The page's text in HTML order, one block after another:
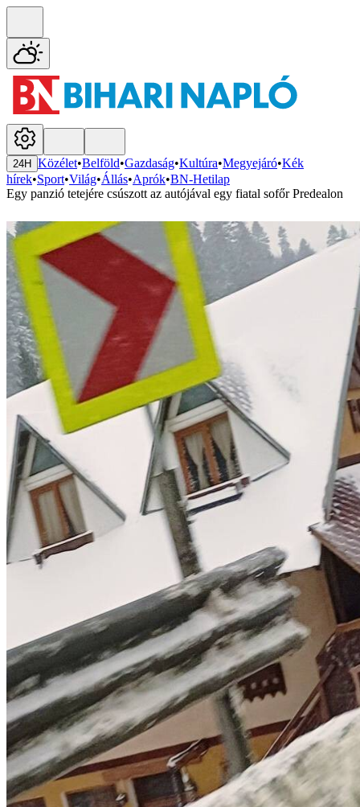
24H Közélet•Belföld•Gazdaság•Kultúra•Megyejáró•Kék
hírek•Sport•Világ•Állás•Aprók•BN-Hetilap
Egy panzió tetejére csúszott az autójával egy fiatal sofőr Predealon